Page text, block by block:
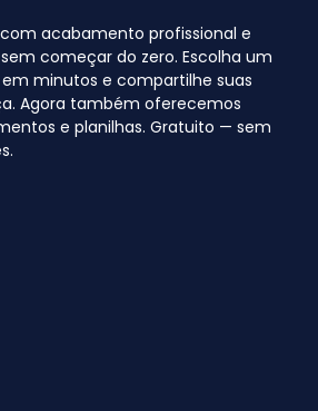
acabamento profissional e
começar do zero. Escolha um
minutos e compartilhe suas
Agora também oferecemos
e planilhas. Gratuito — sem